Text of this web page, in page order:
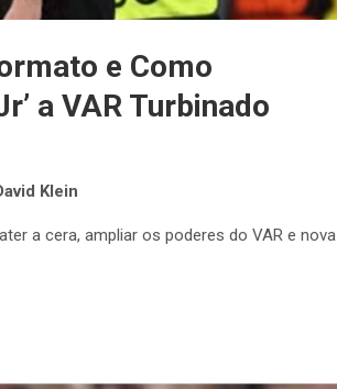
e Como
a VAR Turbinado
Klein
a cera, ampliar os poderes do VAR e nova